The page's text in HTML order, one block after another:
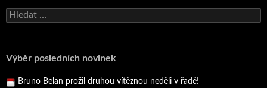
Vyhledávání
Výběr posledních novinek
Bruno Belan se radoval z triumfu na domácí dráze!
Pražský přebor neskrblil překvapeními!
Bruno Belan prožil druhou vítěznou neděli v řadě!